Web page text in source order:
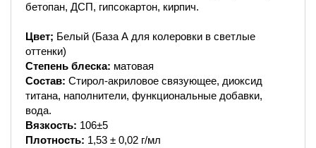
бетопан, ДСП, гипсокартон, кирпич.
Цвет; Белый (База А для колеровки в светлые
оттенки)
Степень блеска: матовая
Состав: Стирол-акриловое связующее, диоксид
титана, наполнители, функциональные добавки,
вода.
Вязкость: 106±5
Плотность: 1,53 ± 0,02 г/мл